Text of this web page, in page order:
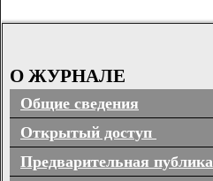
О ЖУРНАЛЕ
Общие сведения
Открытый доступ
Предварительная